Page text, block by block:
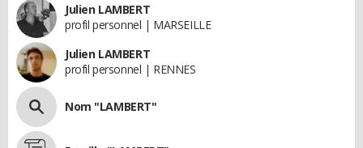
Julien LAMBERT
profil personnel | MARSEILLE
Julien LAMBERT
profil personnel | RENNES
Nom "LAMBERT"